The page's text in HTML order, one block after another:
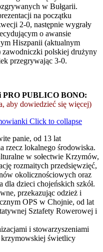
w Bułgarii.
na początku
2-0, następnie wygrały
o awansie
Hiszpanii (aktualnym
polskiej drużyny
przegrywając 3-0.
PRO PUBLICO BONO:
aby dowiedzieć się więcej)
Click to collapse
panie, od 13 lat
rzecz lokalnego środowiska.
w sołectwie Krzymów,
rozmaitych przedsięwzięć,
okolicznościowych oraz
dzieci chojeńskich szkół.
przekazując odzież i
OPS w Chojnie, od lat
Sztafety Rowerowej i
i stowarzyszeniami
krzymowskiej świetlicy